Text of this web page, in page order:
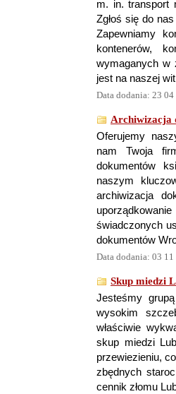
m. in. transport
Zgłoś się do
Zapewniamy
kontenerów,
wymaganych w
jest na naszej
Data dodania: 23
Archiwizacja
Oferujemy
nam Twoja
dokumentów
naszym
archiwizacja
świadczonych
dokumentów
Data dodania: 03
Skup miedzi
Jesteśmy
wysokim
właściwie
skup miedzi
przewiezieniu,
zbędnych
cennik złomu